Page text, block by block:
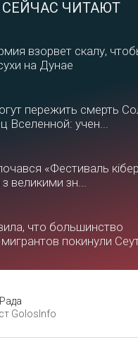
СЕЙЧАС ЧИТАЮТ
взорвет скалу,
на Дунае
пережить смерть
Вселенной: учен...
«Фестиваль
з великими зн...
что большинство
покинули
GolosInfo